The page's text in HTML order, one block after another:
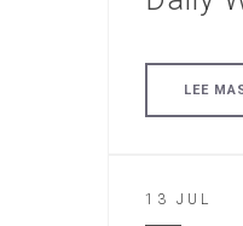
LEE
13 JUL